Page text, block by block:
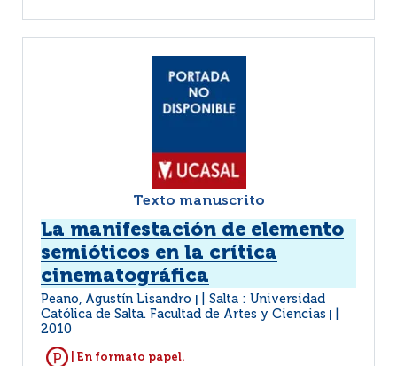
Texto manuscrito
La manifestación de elemento
semióticos en la crítica
cinematográfica
Peano, Agustín Lisandro
Salta : Universidad
Católica de Salta. Facultad de Artes y Ciencias
2010
| En formato papel.